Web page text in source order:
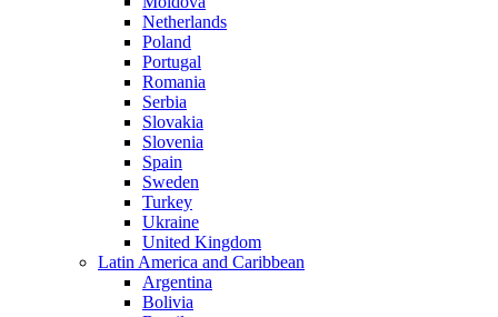
Netherlands
Poland
Portugal
Romania
Serbia
Slovakia
Slovenia
Spain
Sweden
Turkey
Ukraine
United Kingdom
Latin America and Caribbean
Argentina
Bolivia